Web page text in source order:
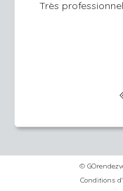
Très
©
Conditions